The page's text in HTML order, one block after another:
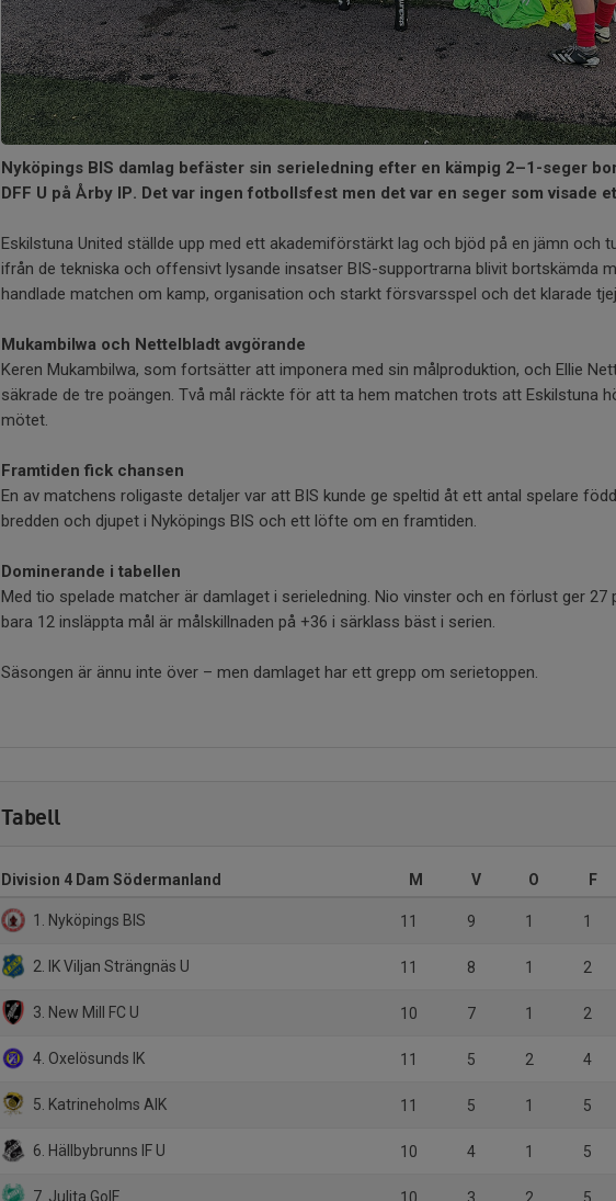
Nyköpings BIS damlag befäster sin serieledning efter en kämpig 2–1-seger
DFF U på Årby IP. Det var ingen fotbollsfest men det var en seger som visade
Eskilstuna United ställde upp med ett akademiförstärkt lag och bjöd på en jämn och
ifrån de tekniska och offensivt lysande insatser BIS-supportrarna blivit bortskämda
handlade matchen om kamp, organisation och starkt försvarsspel och det klarade
Mukambilwa och Nettelbladt avgörande
Keren Mukambilwa, som fortsätter att imponera med sin målproduktion, och Ellie
säkrade de tre poängen. Två mål räckte för att ta hem matchen trots att Eskilstuna
mötet.
Framtiden fick chansen
En av matchens roligaste detaljer var att BIS kunde ge speltid åt ett antal spelare
bredden och djupet i Nyköpings BIS och ett löfte om en framtiden.
Dominerande i tabellen
Med tio spelade matcher är damlaget i serieledning. Nio vinster och en förlust ger 27
bara 12 insläppta mål är målskillnaden på +36 i särklass bäst i serien.
Säsongen är ännu inte över – men damlaget har ett grepp om serietoppen.
Tabell
Division 4 Dam Södermanland M V O F
1. Nyköpings BIS 11 9 1 1
2. IK Viljan Strängnäs U 11 8 1 2
3. New Mill FC U 10 7 1 2
4. Oxelösunds IK 11 5 2 4
5. Katrineholms AIK 11 5 1 5
6. Hällbybrunns IF U 10 4 1 5
7. Julita GoIF